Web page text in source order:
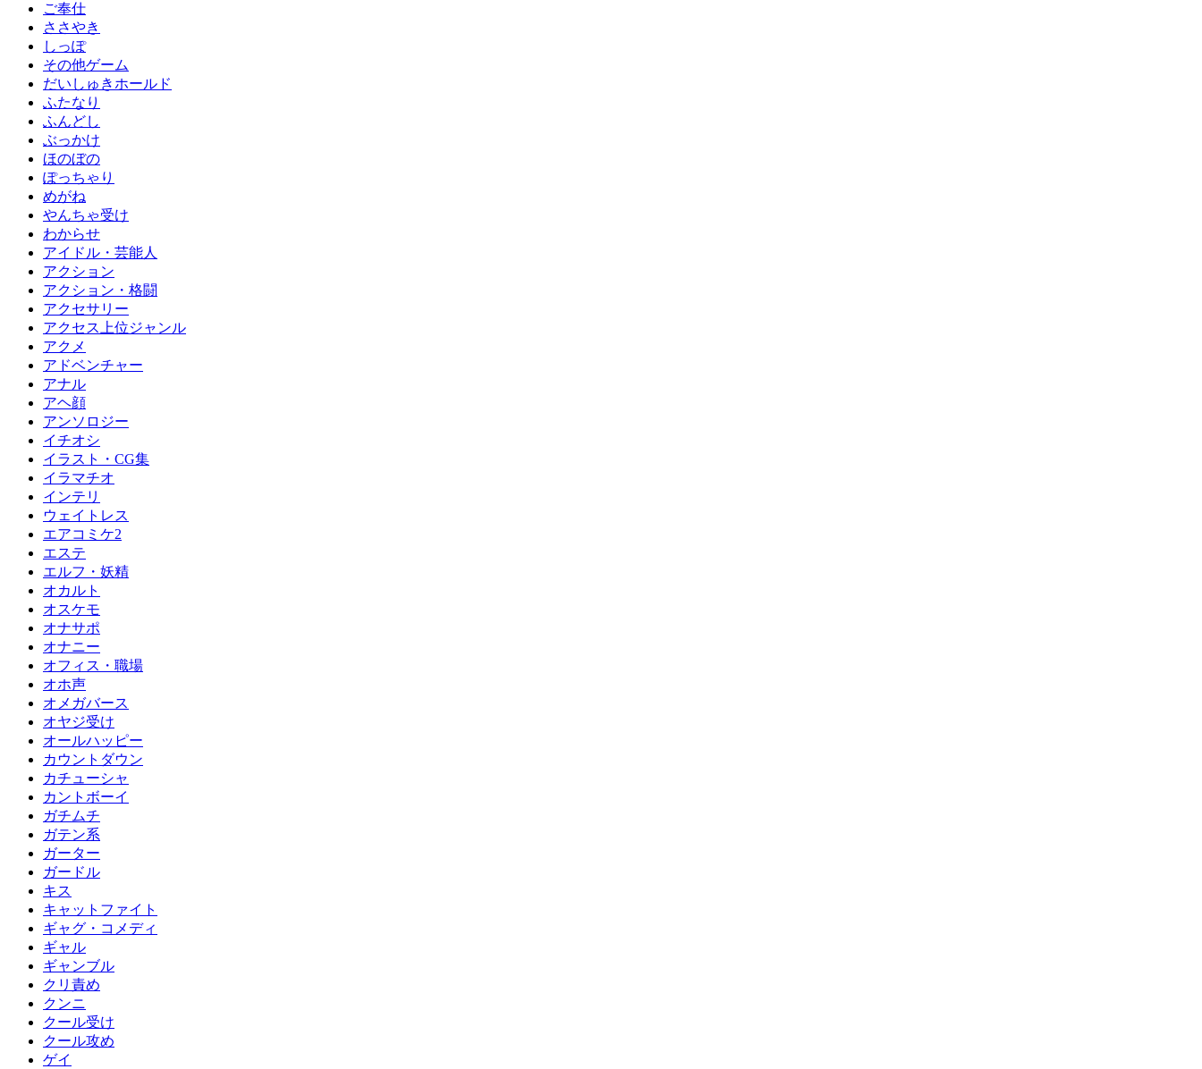
ご奉仕
ささやき
しっぽ
その他ゲーム
だいしゅきホールド
ふたなり
ふんどし
ぶっかけ
ほのぼの
ぽっちゃり
めがね
やんちゃ受け
わからせ
アイドル・芸能人
アクション
アクション・格闘
アクセサリー
アクセス上位ジャンル
アクメ
アドベンチャー
アナル
アヘ顔
アンソロジー
イチオシ
イラスト・CG集
イラマチオ
インテリ
ウェイトレス
エアコミケ2
エステ
エルフ・妖精
オカルト
オスケモ
オナサポ
オナニー
オフィス・職場
オホ声
オメガバース
オヤジ受け
オールハッピー
カウントダウン
カチューシャ
カントボーイ
ガチムチ
ガテン系
ガーター
ガードル
キス
キャットファイト
ギャグ・コメディ
ギャル
ギャンブル
クリ責め
クンニ
クール受け
クール攻め
ゲイ